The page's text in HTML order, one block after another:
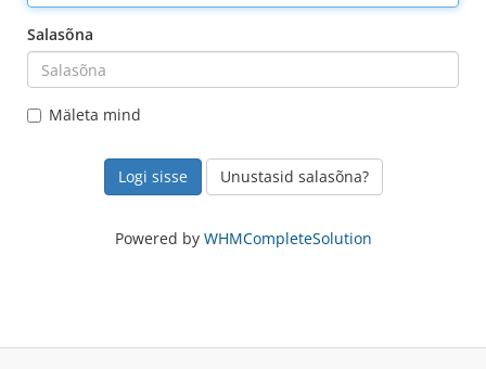
Salasõna
Mäleta mind
Unustasid salasõna?
Powered by WHMCompleteSolution